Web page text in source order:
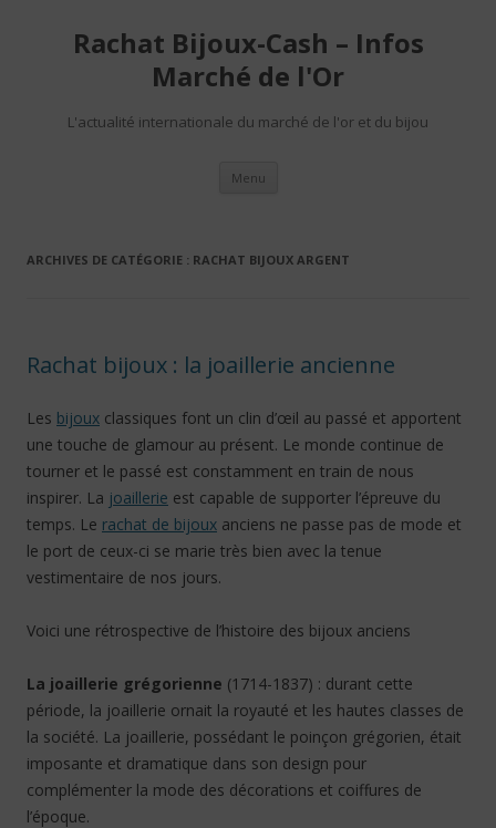
Rachat Bijoux-Cash – Infos
Marché de l'Or
L'actualité internationale du marché de l'or et du bijou
Menu
ARCHIVES DE CATÉGORIE : RACHAT BIJOUX ARGENT
Rachat bijoux : la joaillerie ancienne
Les bijoux classiques font un clin d’œil au passé et apportent
une touche de glamour au présent. Le monde continue de
tourner et le passé est constamment en train de nous
inspirer. La joaillerie est capable de supporter l’épreuve du
temps. Le rachat de bijoux anciens ne passe pas de mode et
le port de ceux-ci se marie très bien avec la tenue
vestimentaire de nos jours.
Voici une rétrospective de l’histoire des bijoux anciens
La joaillerie grégorienne (1714-1837) : durant cette
période, la joaillerie ornait la royauté et les hautes classes de
la société. La joaillerie, possédant le poinçon grégorien, était
imposante et dramatique dans son design pour
complémenter la mode des décorations et coiffures de
l’époque.